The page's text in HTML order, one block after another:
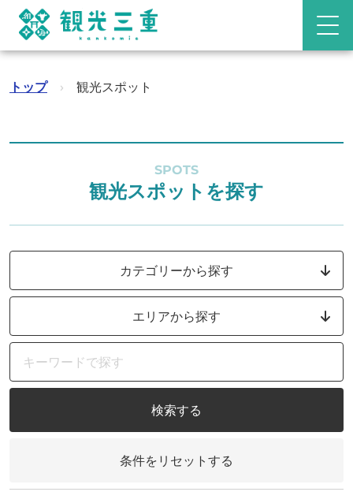
トップ › 観光スポット
SPOTS
観光スポットを探す
カテゴリーから探す
エリアから探す
検索する
条件をリセットする